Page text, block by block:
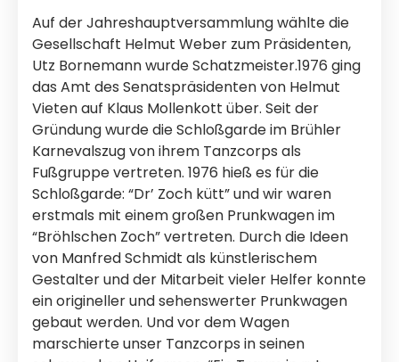
Auf der Jahreshauptversammlung wählte die
Gesellschaft Helmut Weber zum Präsidenten,
Utz Bornemann wurde Schatzmeister.1976 ging
das Amt des Senatspräsidenten von Helmut
Vieten auf Klaus Mollenkott über. Seit der
Gründung wurde die Schloßgarde im Brühler
Karnevalszug von ihrem Tanzcorps als
Fußgruppe vertreten. 1976 hieß es für die
Schloßgarde: “Dr’ Zoch kütt” und wir waren
erstmals mit einem großen Prunkwagen im
“Bröhlschen Zoch” vertreten. Durch die Ideen
von Manfred Schmidt als künstlerischem
Gestalter und der Mitarbeit vieler Helfer konnte
ein origineller und sehenswerter Prunkwagen
gebaut werden. Und vor dem Wagen
marschierte unser Tanzcorps in seinen